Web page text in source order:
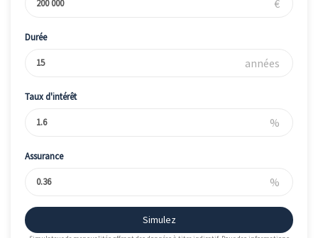
€
Durée
années
Taux d'intérêt
%
Assurance
%
Simulez